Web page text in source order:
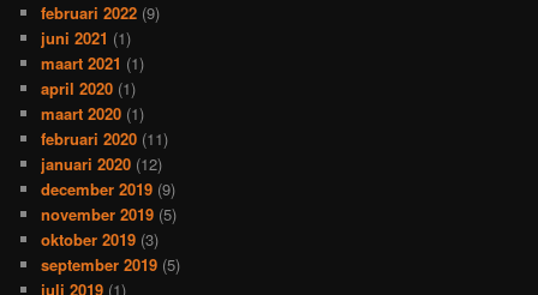
februari 2022 (9)
juni 2021 (1)
maart 2021 (1)
april 2020 (1)
maart 2020 (1)
februari 2020 (11)
januari 2020 (12)
december 2019 (9)
november 2019 (5)
oktober 2019 (3)
september 2019 (5)
juli 2019 (1)